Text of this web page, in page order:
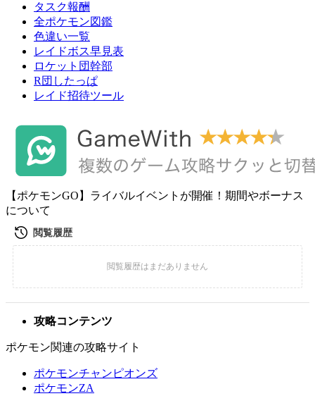
タスク報酬
全ポケモン図鑑
色違い一覧
レイドボス早見表
ロケット団幹部
R団したっぱ
レイド招待ツール
【ポケモンGO】ライバルイベントが開催！期間やボーナス
について
攻略コンテンツ
ポケモン関連の攻略サイト
ポケモンチャンピオンズ
ポケモンZA